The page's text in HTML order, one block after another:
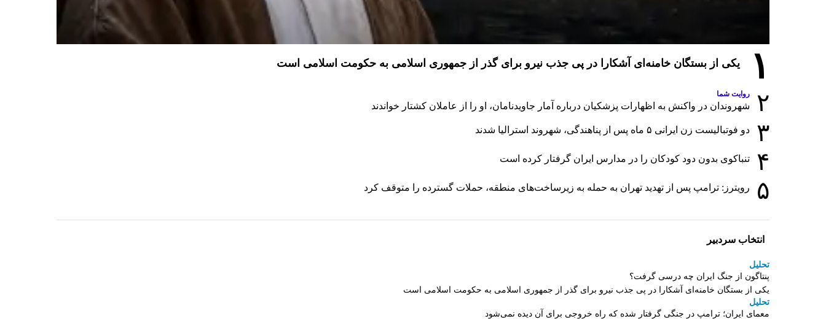
۱ یکی از بستگان خامنه‌ای آشکارا در پی جذب نیرو برای گذر از جمهوری اسلامی به حکومت اسلامی است
۲ روایت شما
شهروندان در واکنش به اظهارات پزشکیان درباره آمار جاویدنامان، او را از عاملان کشتار خواندند
۳ دو فوتبالیست زن ایرانی ۵ ماه پس از پناهندگی، شهروند استرالیا شدند
۴ تنباکوی بدون دود کودکان را در مدارس ایران گرفتار کرده است
۵ رویترز: ترامپ پس از تهدید تهران به حمله به زیرساخت‌های منطقه، حملات گسترده را متوقف کرد
انتخاب سردبیر
تحلیل
پنتاگون از جنگ ایران چه درسی گرفت؟
یکی از بستگان خامنه‌ای آشکارا در پی جذب نیرو برای گذر از جمهوری اسلامی به حکومت اسلامی است
تحلیل
معمای ایران؛ ترامپ در جنگی گرفتار شده که راه خروجی برای آن دیده نمی‌شود